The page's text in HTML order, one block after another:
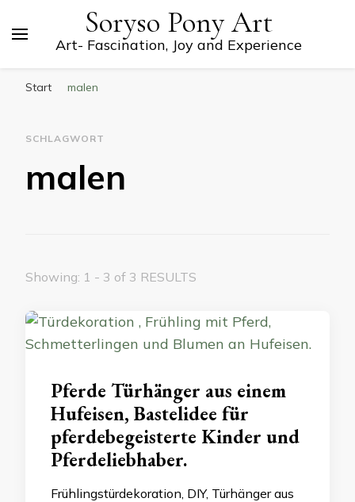
Soryso Pony Art
Art- Fascination, Joy and Experience
Start malen
SCHLAGWORT
malen
Showing: 1 - 3 of 3 RESULTS
Pferde Türhänger aus einem
Hufeisen, Bastelidee für
pferdebegeisterte Kinder und
Pferdeliebhaber.
Frühlingstürdekoration, DIY, Türhänger aus